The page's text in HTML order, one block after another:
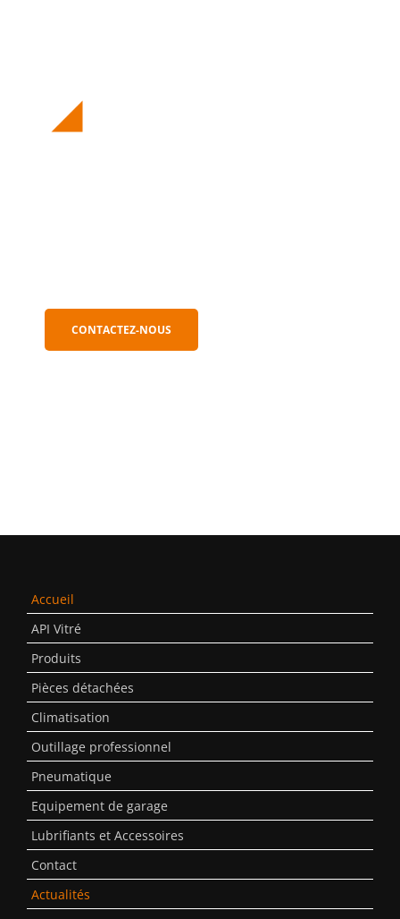
CONTACTEZ-NOUS
Accueil
API Vitré
Produits
Pièces détachées
Climatisation
Outillage professionnel
Pneumatique
Equipement de garage
Lubrifiants et Accessoires
Contact
Actualités